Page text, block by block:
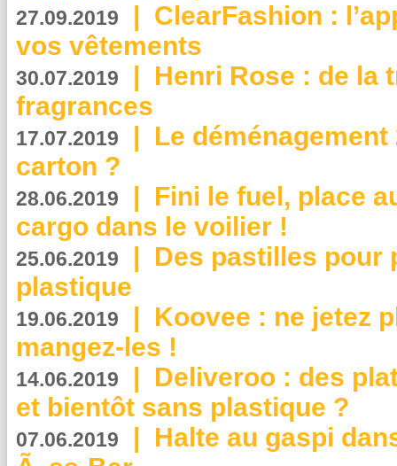
27.09.2019 | ClearFashion :
vos vêtements
30.07.2019 | Henri Rose : de la
fragrances
17.07.2019 | Le
carton ?
28.06.2019 | Fini le fuel, place
cargo dans le voilier !
25.06.2019 | Des pastilles pour
plastique
19.06.2019 | Koovee : ne jetez
mangez-les !
14.06.2019 | Deliveroo : des
et bientôt sans plastique ?
07.06.2019 | Halte au gaspi